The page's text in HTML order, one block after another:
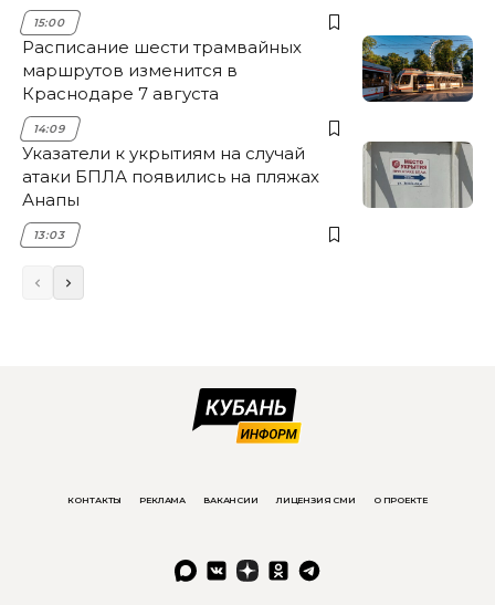
15:00
Расписание шести трамвайных
маршрутов изменится в
Краснодаре 7 августа
14:09
Указатели к укрытиям на случай
атаки БПЛА появились на пляжах
Анапы
13:03
КОНТАКТЫ РЕКЛАМА ВАКАНСИИ ЛИЦЕНЗИЯ СМИ О ПРОЕКТЕ